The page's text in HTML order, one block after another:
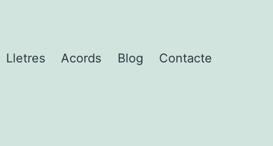
Lletres Acords Blog Contacte